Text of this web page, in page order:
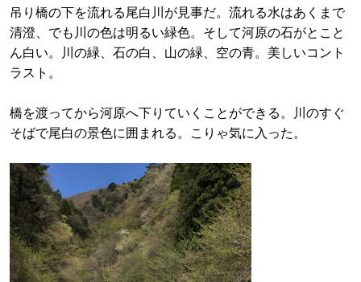
吊り橋の下を流れる尾白川が見事だ。流れる水はあくまで
清澄、でも川の色は明るい緑色。そして河原の石がとこと
ん白い。川の緑、石の白、山の緑、空の青。美しいコント
ラスト。
橋を渡ってから河原へ下りていくことができる。川のすぐ
そばで尾白の景色に囲まれる。こりゃ気に入った。